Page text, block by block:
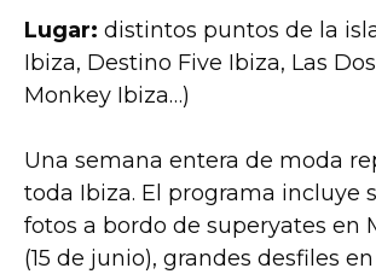
Lugar: distintos puntos de la
Ibiza, Destino Five Ibiza, Las
Monkey Ibiza…)
Una semana entera de moda
toda Ibiza. El programa incluye
fotos a bordo de superyates en
(15 de junio), grandes desfiles